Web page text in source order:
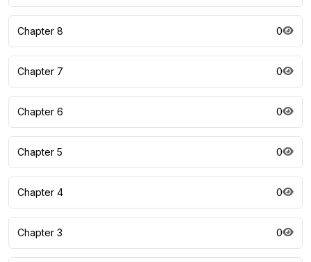
Chapter 8 0
Chapter 7 0
Chapter 6 0
Chapter 5 0
Chapter 4 0
Chapter 3 0